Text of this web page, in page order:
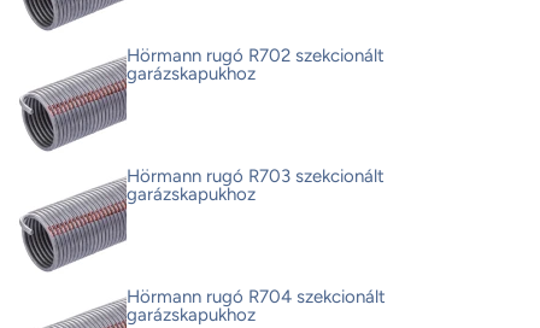
Hörmann rugó R702 szekcionált
garázskapukhoz
Hörmann rugó R703 szekcionált
garázskapukhoz
Hörmann rugó R704 szekcionált
garázskapukhoz